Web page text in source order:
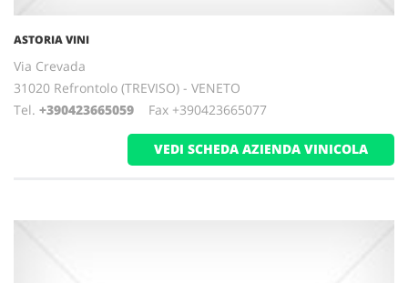
ASTORIA VINI
Via Crevada
31020 Refrontolo (TREVISO) - VENETO
Tel. +390423665059 Fax +390423665077
VEDI SCHEDA AZIENDA VINICOLA